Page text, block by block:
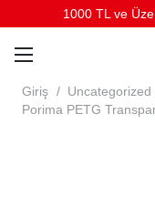
1000 TL ve
Giriş / Uncategorized
Porima PETG